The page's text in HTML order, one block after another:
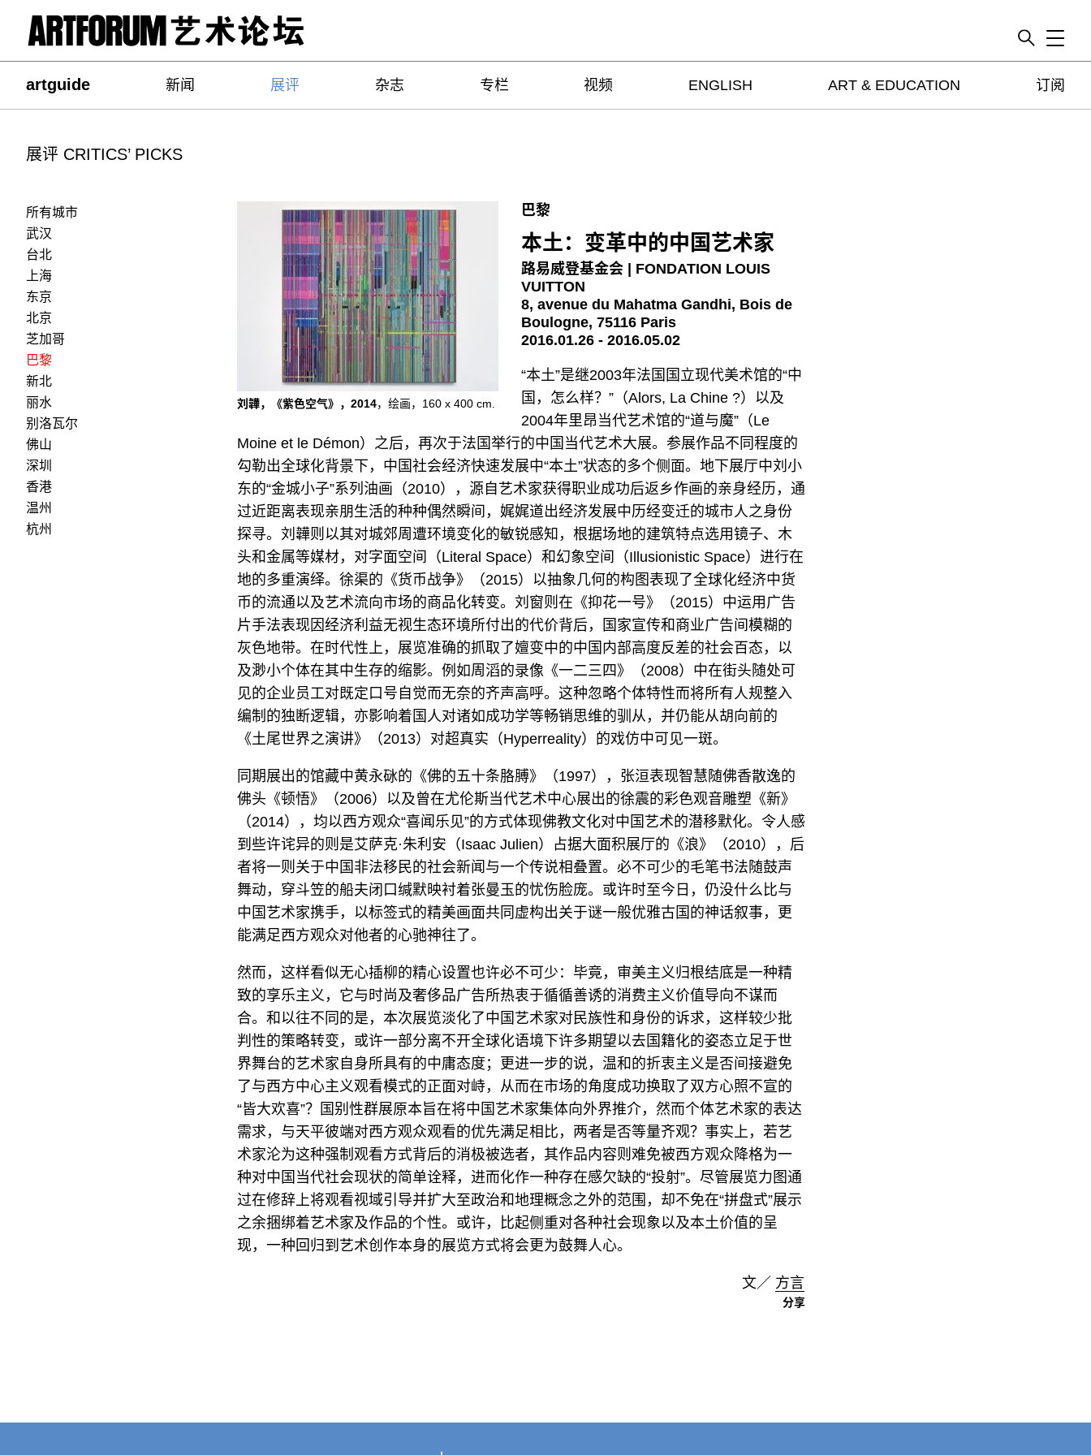
Toggle
artguide 新闻 展评 杂志 专栏 视频 ENGLISH ART & EDUCATION 订阅
展评 CRITICS’ PICKS
所有城市
武汉
台北
上海
东京
北京
芝加哥
巴黎
新北
丽水
别洛瓦尔
佛山
深圳
香港
温州
杭州
刘韡，《紫色空气》，2014，绘画，160 x 400 cm.
巴黎
本土：变革中的中国艺术家
路易威登基金会 | FONDATION LOUIS
VUITTON
8, avenue du Mahatma Gandhi, Bois de
Boulogne, 75116 Paris
2016.01.26 - 2016.05.02
“本土”是继2003年法国国立现代美术馆的“中
国，怎么样？”（Alors, La Chine ?）以及
2004年里昂当代艺术馆的“道与魔”（Le
Moine et le Démon）之后，再次于法国举行的中国当代艺术大展。参展作品不同程度的
勾勒出全球化背景下，中国社会经济快速发展中“本土”状态的多个侧面。地下展厅中刘小
东的“金城小子”系列油画（2010），源自艺术家获得职业成功后返乡作画的亲身经历，通
过近距离表现亲朋生活的种种偶然瞬间，娓娓道出经济发展中历经变迁的城市人之身份
探寻。刘韡则以其对城郊周遭环境变化的敏锐感知，根据场地的建筑特点选用镜子、木
头和金属等媒材，对字面空间（Literal Space）和幻象空间（Illusionistic Space）进行在
地的多重演绎。徐渠的《货币战争》（2015）以抽象几何的构图表现了全球化经济中货
币的流通以及艺术流向市场的商品化转变。刘窗则在《抑花一号》（2015）中运用广告
片手法表现因经济利益无视生态环境所付出的代价背后，国家宣传和商业广告间模糊的
灰色地带。在时代性上，展览准确的抓取了嬗变中的中国内部高度反差的社会百态，以
及渺小个体在其中生存的缩影。例如周滔的录像《一二三四》（2008）中在街头随处可
见的企业员工对既定口号自觉而无奈的齐声高呼。这种忽略个体特性而将所有人规整入
编制的独断逻辑，亦影响着国人对诸如成功学等畅销思维的驯从，并仍能从胡向前的
《土尾世界之演讲》（2013）对超真实（Hyperreality）的戏仿中可见一斑。
同期展出的馆藏中黄永砯的《佛的五十条胳膊》（1997），张洹表现智慧随佛香散逸的
佛头《顿悟》（2006）以及曾在尤伦斯当代艺术中心展出的徐震的彩色观音雕塑《新》
（2014），均以西方观众“喜闻乐见”的方式体现佛教文化对中国艺术的潜移默化。令人感
到些许诧异的则是艾萨克·朱利安（Isaac Julien）占据大面积展厅的《浪》（2010），后
者将一则关于中国非法移民的社会新闻与一个传说相叠置。必不可少的毛笔书法随鼓声
舞动，穿斗笠的船夫闭口缄默映衬着张曼玉的忧伤脸庞。或许时至今日，仍没什么比与
中国艺术家携手，以标签式的精美画面共同虚构出关于谜一般优雅古国的神话叙事，更
能满足西方观众对他者的心驰神往了。
然而，这样看似无心插柳的精心设置也许必不可少：毕竟，审美主义归根结底是一种精
致的享乐主义，它与时尚及奢侈品广告所热衷于循循善诱的消费主义价值导向不谋而
合。和以往不同的是，本次展览淡化了中国艺术家对民族性和身份的诉求，这样较少批
判性的策略转变，或许一部分离不开全球化语境下许多期望以去国籍化的姿态立足于世
界舞台的艺术家自身所具有的中庸态度；更进一步的说，温和的折衷主义是否间接避免
了与西方中心主义观看模式的正面对峙，从而在市场的角度成功换取了双方心照不宣的
“皆大欢喜”？国别性群展原本旨在将中国艺术家集体向外界推介，然而个体艺术家的表达
需求，与天平彼端对西方观众观看的优先满足相比，两者是否等量齐观？事实上，若艺
术家沦为这种强制观看方式背后的消极被选者，其作品内容则难免被西方观众降格为一
种对中国当代社会现状的简单诠释，进而化作一种存在感欠缺的“投射”。尽管展览力图通
过在修辞上将观看视域引导并扩大至政治和地理概念之外的范围，却不免在“拼盘式”展示
之余捆绑着艺术家及作品的个性。或许，比起侧重对各种社会现象以及本土价值的呈
现，一种回归到艺术创作本身的展览方式将会更为鼓舞人心。
文／ 方言
分享